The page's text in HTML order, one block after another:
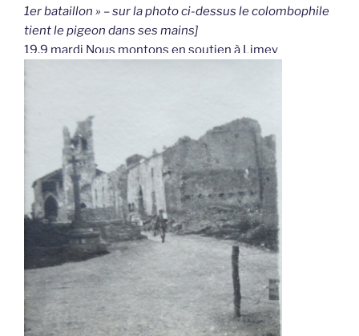
1er bataillon » – sur la photo ci-dessus le colombophile
tient le pigeon dans ses mains]
19.9 mardi Nous montons en soutien à Limey